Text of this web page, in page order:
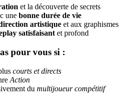
et la découverte de secrets
une bonne durée de vie
artistique et aux graphismes
satisfaisant et profond
pour vous si :
courts et directs
Action
du multijoueur compétitif